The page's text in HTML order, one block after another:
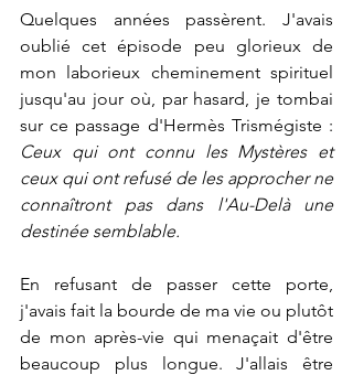
Quelques années passèrent. J'avais
oublié cet épisode peu glorieux de
mon laborieux cheminement spirituel
jusqu'au jour où, par hasard, je tombai
Ceux qui ont connu les Mystères et
ceux qui ont refusé de les approcher ne
connaîtront pas dans l'Au-Delà une
destinée semblable.
En refusant de passer cette porte,
j'avais fait la bourde de ma vie ou plutôt
de mon après-vie qui menaçait d'être
beaucoup plus longue. J'allais être